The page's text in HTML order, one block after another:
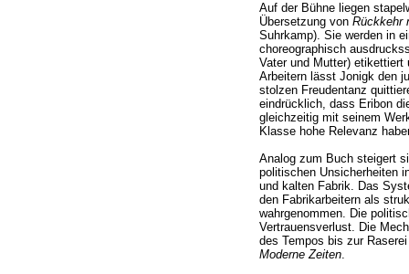
Auf der Bühne liegen
Übersetzung von Rückkehr
Suhrkamp). Sie werden in
choreographisch
Vater und Mutter) etikettiert
Arbeitern lässt Jonigk den
stolzen Freudentanz
eindrücklich, dass Eribon
gleichzeitig mit seinem
Klasse hohe Relevanz
Analog zum Buch steigert
politischen Unsicherheiten
und kalten Fabrik. Das
den Fabrikarbeitern als
wahrgenommen. Die
Vertrauensverlust. Die
des Tempos bis zur
Moderne Zeiten.